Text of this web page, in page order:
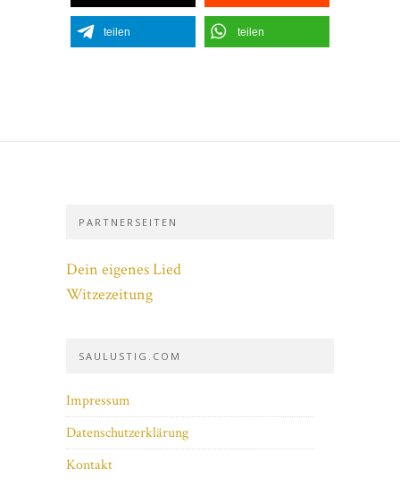
teilen teilen
PARTNERSEITEN
Dein eigenes Lied
Witzezeitung
SAULUSTIG.COM
Impressum
Datenschutzerklärung
Kontakt